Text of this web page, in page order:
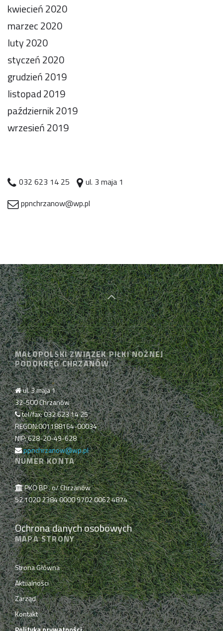
kwiecień 2020
marzec 2020
luty 2020
styczeń 2020
grudzień 2019
listopad 2019
październik 2019
wrzesień 2019
032 623 14 25
ul. 3 maja 1
ppnchrzanow@wp.pl
MAŁOPOLSKI ZWIĄZEK PIŁKI NOŻNEJ
PODOKRĘG CHRZANÓW
ul. 3 maja 1
32-500 Chrzanów
tel/fax: 032 623 14 25
REGON:001188164-00034
NIP: 628-20-49-628
ppnchrzanow@wp.pl
NUMER KONTA
PKO BP . o/ Chrzanów
52 1020 2384 0000 9702 0062 4874
Ochrona danych osobowych
MAPA STRONY
Strona Główna
Aktualności
Zarząd
Kontakt